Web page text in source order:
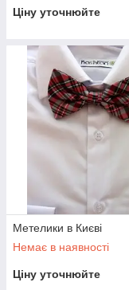
Ціну уточнюйте
Метелики в Києві
Немає в наявності
Ціну уточнюйте